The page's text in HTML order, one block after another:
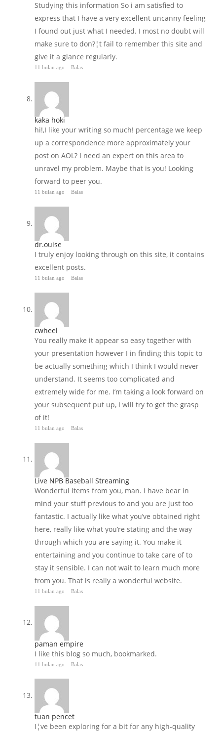
Studying this information So i am satisfied to
express that I have a very excellent uncanny feeling
I found out just what I needed. I most no doubt will
make sure to don?¦t fail to remember this site and
give it a glance regularly.
11 bulan ago Balas
kaka hoki
hi!,I like your writing so much! percentage we keep
up a correspondence more approximately your
post on AOL? I need an expert on this area to
unravel my problem. Maybe that is you! Looking
forward to peer you.
11 bulan ago Balas
dr.ouise
I truly enjoy looking through on this site, it contains
excellent posts.
11 bulan ago Balas
cwheel
You really make it appear so easy together with
your presentation however I in finding this topic to
be actually something which I think I would never
understand. It seems too complicated and
extremely wide for me. I’m taking a look forward on
your subsequent put up, I will try to get the grasp
of it!
11 bulan ago Balas
Live NPB Baseball Streaming
Wonderful items from you, man. I have bear in
mind your stuff previous to and you are just too
fantastic. I actually like what you’ve obtained right
here, really like what you’re stating and the way
through which you are saying it. You make it
entertaining and you continue to take care of to
stay it sensible. I can not wait to learn much more
from you. That is really a wonderful website.
11 bulan ago Balas
paman empire
I like this blog so much, bookmarked.
11 bulan ago Balas
tuan pencet
I¦ve been exploring for a bit for any high-quality